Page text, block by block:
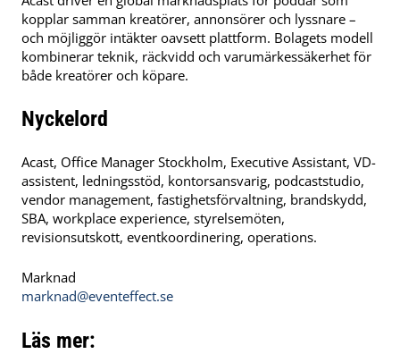
kopplar samman kreatörer, annonsörer och lyssnare –
och möjliggör intäkter oavsett plattform. Bolagets modell
kombinerar teknik, räckvidd och varumärkessäkerhet för
både kreatörer och köpare.
Nyckelord
Acast, Office Manager Stockholm, Executive Assistant, VD-
assistent, ledningsstöd, kontorsansvarig, podcaststudio,
vendor management, fastighetsförvaltning, brandskydd,
SBA, workplace experience, styrelsemöten,
revisionsutskott, eventkoordinering, operations.
Marknad
marknad@eventeffect.se
Läs mer: